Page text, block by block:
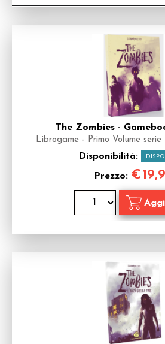
The Zombies -
Librogame - Primo Volume serie
Disponibilità:
Prezzo: €